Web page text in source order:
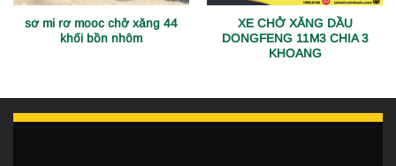
sơ mi rơ mooc chở xăng 44
khối bồn nhôm
XE CHỞ XĂNG DẦU
DONGFENG 11M3 CHIA 3
KHOANG